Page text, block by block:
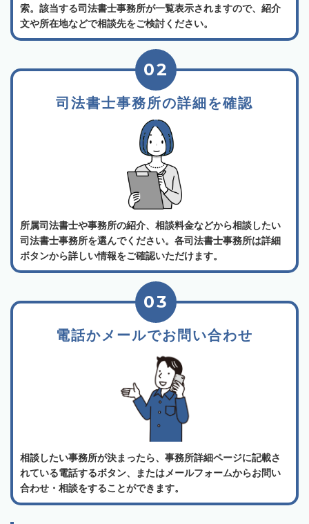
索。該当する司法書士事務所が一覧表示されますので、紹介
文や所在地などで相談先をご検討ください。
司法書士事務所の詳細を確認
02
所属司法書士や事務所の紹介、相談料金などから相談したい
司法書士事務所を選んでください。各司法書士事務所は詳細
ボタンから詳しい情報をご確認いただけます。
電話かメールでお問い合わせ
03
相談したい事務所が決まったら、事務所詳細ページに記載さ
れている電話するボタン、またはメールフォームからお問い
合わせ・相談をすることができます。